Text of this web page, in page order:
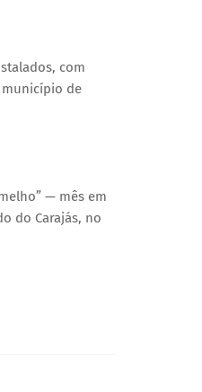
com
município de
— mês em
do Carajás, no